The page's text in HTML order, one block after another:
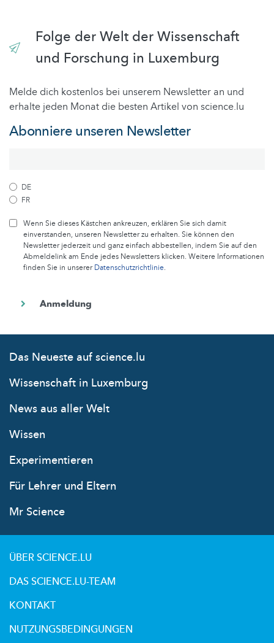
Folge der Welt der Wissenschaft
und Forschung in Luxemburg
Melde dich kostenlos bei unserem Newsletter an und
erhalte jeden Monat die besten Artikel von science.lu
Abonniere unseren Newsletter
DE
FR
Wenn Sie dieses Kästchen ankreuzen, erklären Sie sich damit
einverstanden, unseren Newsletter zu erhalten. Sie können den
Newsletter jederzeit und ganz einfach abbestellen, indem Sie auf den
Abmeldelink am Ende jedes Newsletters klicken. Weitere Informationen
finden Sie in unsererDatenschutzrichtlinie.
Das Neueste auf science.lu
Wissenschaft in Luxemburg
News aus aller Welt
Wissen
Experimentieren
Für Lehrer und Eltern
Mr Science
ÜBER SCIENCE.LU
DAS SCIENCE.LU-TEAM
KONTAKT
NUTZUNGSBEDINGUNGEN